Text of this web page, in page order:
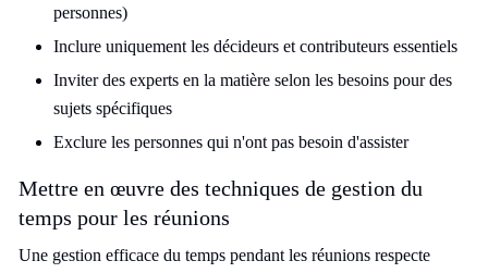
personnes)
Inclure uniquement les décideurs et contributeurs essentiels
Inviter des experts en la matière selon les besoins pour des
sujets spécifiques
Exclure les personnes qui n'ont pas besoin d'assister
Mettre en œuvre des techniques de gestion du
temps pour les réunions
Une gestion efficace du temps pendant les réunions respecte